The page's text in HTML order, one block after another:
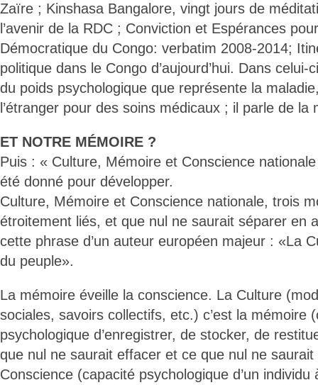
Zaïre ; Kinshasa Bangalore, vingt jours de
l’avenir de la RDC ; Conviction et Espérances
Démocratique du Congo: verbatim 2008-2014;
politique dans le Congo d’aujourd’hui. Dans
du poids psychologique que représente la
l’étranger pour des soins médicaux ; il parle de la
ET NOTRE MÉMOIRE ?
Puis : « Culture, Mémoire et Conscience
été donné pour développer.
Culture, Mémoire et Conscience nationale, trois
étroitement liés, et que nul ne saurait séparer en
cette phrase d’un auteur européen majeur : «La
du peuple».
La mémoire éveille la conscience. La Culture
sociales, savoirs collectifs, etc.) c’est la mémoire
psychologique d’enregistrer, de stocker, de
que nul ne saurait effacer et ce que nul ne
Conscience (capacité psychologique d’un